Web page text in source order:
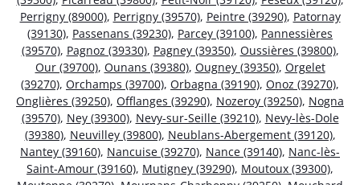
Perrigny (89000), Perrigny (39570), Peintre (39290), Patornay
(39130), Passenans (39230), Parcey (39100), Pannessières
(39570), Pagnoz (39330), Pagney (39350), Oussières (39800),
Our (39700), Ounans (39380), Ougney (39350), Orgelet
(39270), Orchamps (39700), Orbagna (39190), Onoz (39270),
Onglières (39250), Offlanges (39290), Nozeroy (39250), Nogna
(39570), Ney (39300), Nevy-sur-Seille (39210), Nevy-lès-Dole
(39380), Neuvilley (39800), Neublans-Abergement (39120),
Nantey (39160), Nancuise (39270), Nance (39140), Nanc-lès-
Saint-Amour (39160), Mutigney (39290), Moutoux (39300),